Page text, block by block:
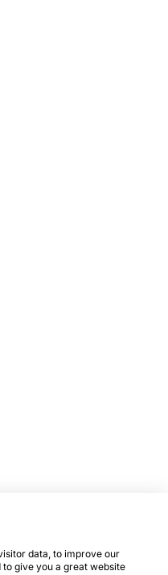
data, to improve our
give you a great website